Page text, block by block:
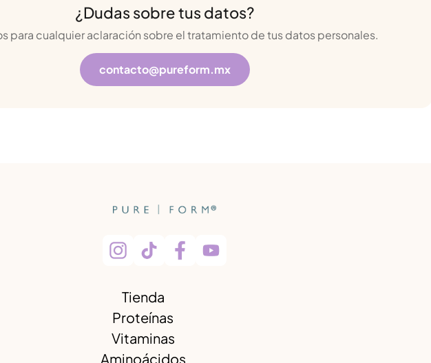
¿Dudas sobre tus datos?
para cualquier aclaración sobre el tratamiento de tus datos personales.
contacto@pureform.mx
Tienda
Proteínas
Vitaminas
Aminoácidos